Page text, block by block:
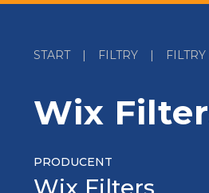
START | FILTRY |
Wix
PRODUCENT
Wix Filters